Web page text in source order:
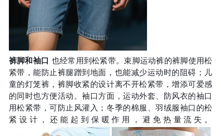
裤脚和袖口 也经常用到松紧带。束脚运动裤的裤脚使用松
紧带，能防止裤腿蹭到地面，也能减少运动时的阻碍；儿
童的灯笼裤，裤脚收紧的设计离不开松紧带，增添可爱感
的同时也方便活动。袖口方面，运动外套、防风衣的袖口
用松紧带，可防止风灌入；冬季的棉服、羽绒服袖口的松
紧设计，还能起到保暖作用，避免热量流失。